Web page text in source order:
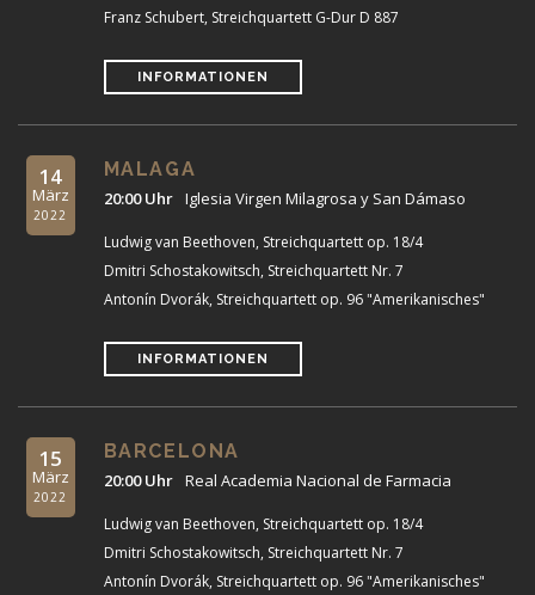
Franz Schubert, Streichquartett G-Dur D 887
INFORMATIONEN
14
März
2022
MALAGA
20:00 Uhr Iglesia Virgen Milagrosa y San Dámaso
Ludwig van Beethoven, Streichquartett op. 18/4
Dmitri Schostakowitsch, Streichquartett Nr. 7
Antonín Dvorák, Streichquartett op. 96 "Amerikanisches"
INFORMATIONEN
15
März
2022
BARCELONA
20:00 Uhr Real Academia Nacional de Farmacia
Ludwig van Beethoven, Streichquartett op. 18/4
Dmitri Schostakowitsch, Streichquartett Nr. 7
Antonín Dvorák, Streichquartett op. 96 "Amerikanisches"